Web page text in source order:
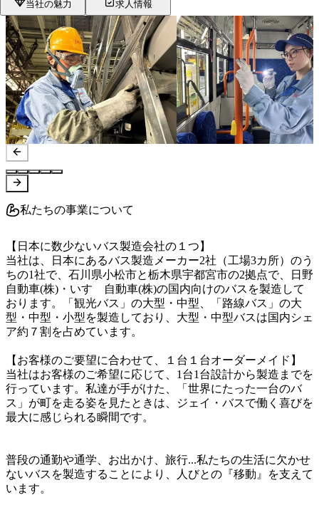
当社の魅力 求人情報
私たちの事業について
【日本に数少ないバス製造会社の１つ】
当社は、日本にあるバス製造メーカー2社（工場3カ所）のう
ちの1社で、石川県小松市と栃木県宇都宮市の2拠点で、日野
自動車(株)・いすゞ自動車(株)の国内向けのバスを製造して
おります。「観光バス」の大型・中型、「路線バス」の大
型・中型・小型を製造しており、大型・中型バスは国内シェ
ア約７割を占めています。
【お客様のご要望に合わせて、１台１台オーダーメイド】
当社はお客様のご希望に応じて、1台1台設計から製造までを
行っています。私達が手がけた、「世界にたった一台のバ
ス」が町を走る姿を見たときは、ジェイ・バスで働く喜びを
最大に感じられる瞬間です。
普段の通勤や通学、お出かけ、旅行...私たちの生活に欠かせ
ないバスを製造することにより、人びとの『移動』を支えて
います。